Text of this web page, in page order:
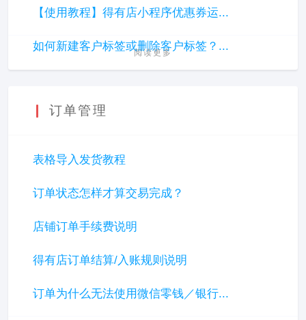
【使用教程】得有店小程序优惠券运...
如何新建客户标签或删除客户标签？...
阅读更多
订单管理
表格导入发货教程
订单状态怎样才算交易完成？
店铺订单手续费说明
得有店订单结算/入账规则说明
订单为什么无法使用微信零钱／银行...